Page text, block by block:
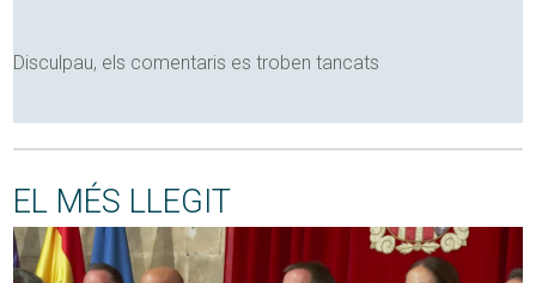
Disculpau, els comentaris es troben tancats
EL MÉS LLEGIT